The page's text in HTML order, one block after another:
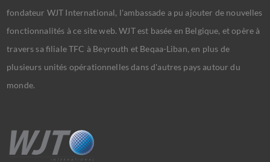
fondateur WJT International, l'ambassade a pu ajouter de nouvelles
fonctionnalités à ce site web. WJT est basée en Belgique, et opère à
travers sa filiale TFC à Beyrouth et Beqaa-Liban, en plus de
plusieurs unités opérationnelles dans d'autres pays autour du
monde.